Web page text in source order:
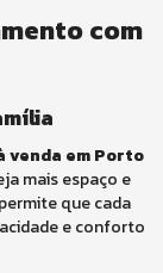
com
venda em Porto
mais espaço e
que cada
e conforto